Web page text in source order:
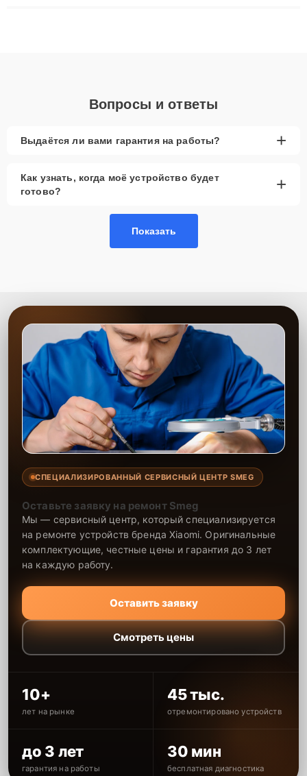
Вопросы и ответы
Выдаётся ли вами гарантия на работы? +
Как узнать, когда моё устройство будет
готово?
+
Показать
СПЕЦИАЛИЗИРОВАННЫЙ СЕРВИСНЫЙ ЦЕНТР SMEG
Оставьте заявку на ремонт Smeg
Мы — сервисный центр, который специализируется
на ремонте устройств бренда Xiaomi. Оригинальные
комплектующие, честные цены и гарантия до 3 лет
на каждую работу.
Оставить заявку
Смотреть цены
10+
лет на рынке
45 тыс.
отремонтировано устройств
до 3 лет
гарантия на работы
30 мин
бесплатная диагностика